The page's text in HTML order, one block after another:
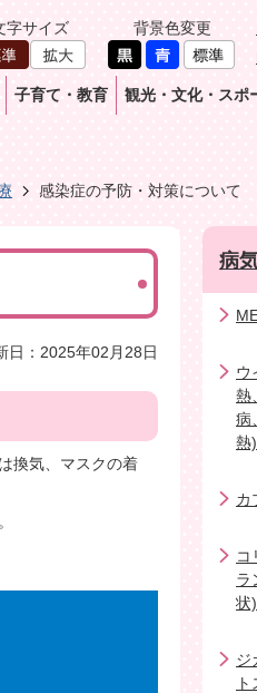
字サイズ 背景色変更
子育て・教育 観光・文化・スポ
感染症の予防・対策について
日：2025年02月28日
換気、マスクの着
病
ウ
熱
病
熱)
カ
コ
ラ
状)
ジ